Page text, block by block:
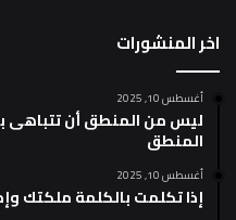
اخر المنشورات
أغسطس 10, 2025
ليس من المنطق أن تتباهى
المنطق
أغسطس 10, 2025
إذا تكلمت بالكلمة ملكتك